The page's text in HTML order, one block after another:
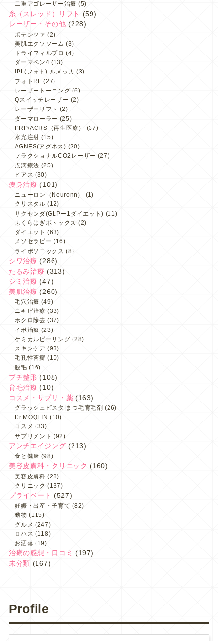
二重アゴレーザー治療 (5)
糸（スレッド）リフト
(59)
レーザー・その他 (228)
ポテンツァ (2)
美肌エクソソーム (3)
トライフィルプロ (4)
ダーマペン4 (13)
IPL(フォト)-ルメッカ (3)
フォトRF (27)
レーザートーニング (6)
Qスイッチレーザー (2)
レーザーリフト (2)
ダーマローラー (25)
PRP/ACRS（再生医療）
(37)
水光注射 (15)
AGNES(アグネス) (20)
フラクショナルCO2レーザー (27)
点滴療法 (25)
ピアス (30)
痩身治療 (101)
ニューロン（Neuronn）
(1)
クリスタル (12)
サクセンダ(GLPー1ダイエット) (11)
ふくらはぎボトックス (2)
ダイエット (63)
メソセラピー (16)
ライポソニックス (8)
シワ治療 (286)
たるみ治療 (313)
シミ治療 (47)
美肌治療 (260)
毛穴治療 (49)
ニキビ治療 (33)
ホクロ除去 (37)
イボ治療 (23)
ケミカルピーリング (28)
スキンケア (93)
毛孔性苔癬 (10)
脱毛 (16)
プチ整形 (108)
育毛治療 (10)
コスメ・サプリ・薬 (163)
グラッシュビスタ|まつ毛育毛剤 (26)
Dr.MOQLIN (10)
コスメ (33)
サプリメント (92)
アンチエイジング (213)
食と健康 (98)
美容皮膚科・クリニック (160)
美容皮膚科 (28)
クリニック (137)
プライベート (527)
妊娠・出産・子育て (82)
動物 (115)
グルメ (247)
ロハス (118)
お洒落 (19)
治療の感想・口コミ
(197)
未分類 (167)
Profile